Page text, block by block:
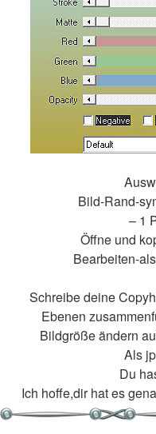
Bild-Rand-
– 1
Öffne und
Bearbeiten-
Schreibe deine
Ebenen
Bildgröße ändern
Als
Du
Ich hoffe,dir hat es